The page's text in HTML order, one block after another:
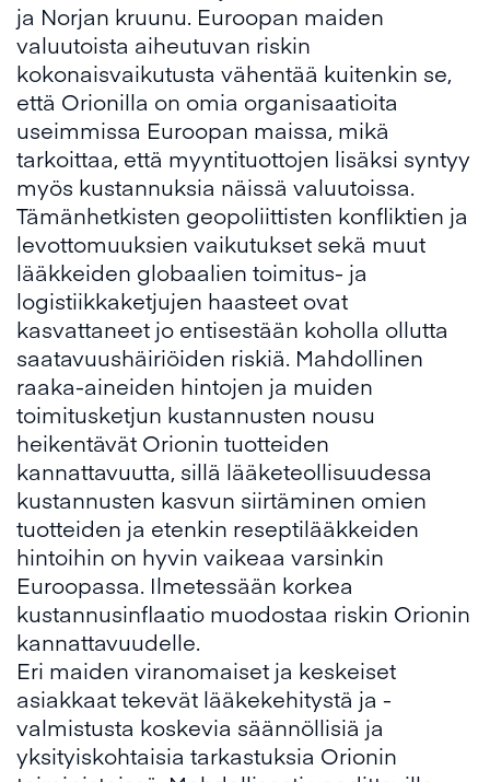
ja Norjan kruunu. Euroopan maiden
valuutoista aiheutuvan riskin
kokonaisvaikutusta vähentää kuitenkin se,
että Orionilla on omia organisaatioita
useimmissa Euroopan maissa, mikä
tarkoittaa, että myyntituottojen lisäksi syntyy
myös kustannuksia näissä valuutoissa.
Tämänhetkisten geopoliittisten konfliktien ja
levottomuuksien vaikutukset sekä muut
lääkkeiden globaalien toimitus- ja
logistiikkaketjujen haasteet ovat
kasvattaneet jo entisestään koholla ollutta
saatavuushäiriöiden riskiä. Mahdollinen
raaka-aineiden hintojen ja muiden
toimitusketjun kustannusten nousu
heikentävät Orionin tuotteiden
kannattavuutta, sillä lääketeollisuudessa
kustannusten kasvun siirtäminen omien
tuotteiden ja etenkin reseptilääkkeiden
hintoihin on hyvin vaikeaa varsinkin
Euroopassa. Ilmetessään korkea
kustannusinflaatio muodostaa riskin Orionin
kannattavuudelle.
Eri maiden viranomaiset ja keskeiset
asiakkaat tekevät lääkekehitystä ja -
valmistusta koskevia säännöllisiä ja
yksityiskohtaisia tarkastuksia Orionin